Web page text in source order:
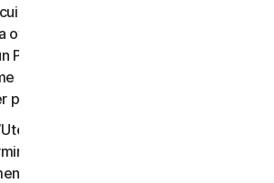
è stato completato l’acquisto; o (d)
ottenuto il diritto di utilizzare il
Provider, dalla data stabilita da tale
applicabile, qualunque sia la data
prima.
dispone di un abbonamento a
il Servizio terminerà
al termine del Periodo del